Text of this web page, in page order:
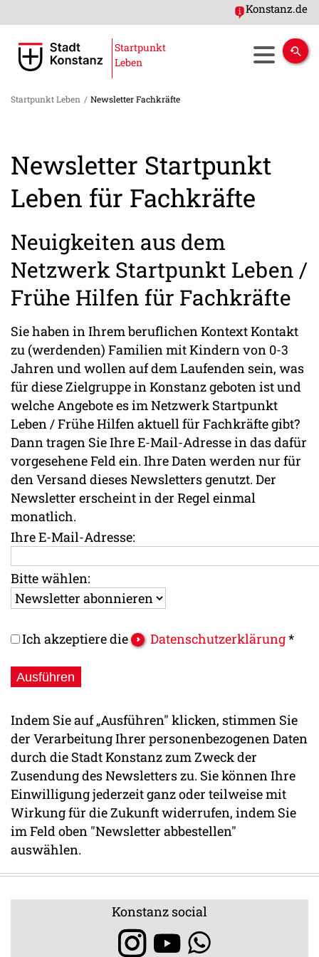
Konstanz.de
Startpunkt
Leben
Startpunkt Leben / Newsletter Fachkräfte
Newsletter Startpunkt
Leben für Fachkräfte
Neuigkeiten aus dem
Netzwerk Startpunkt Leben /
Frühe Hilfen für Fachkräfte
Sie haben in Ihrem beruflichen Kontext Kontakt
zu (werdenden) Familien mit Kindern von 0-3
Jahren und wollen auf dem Laufenden sein, was
für diese Zielgruppe in Konstanz geboten ist und
welche Angebote es im Netzwerk Startpunkt
Leben / Frühe Hilfen aktuell für Fachkräfte gibt?
Dann tragen Sie Ihre E-Mail-Adresse in das dafür
vorgesehene Feld ein. Ihre Daten werden nur für
den Versand dieses Newsletters genutzt. Der
Newsletter erscheint in der Regel einmal
monatlich.
Ihre E-Mail-Adresse:
Bitte wählen:
Ich akzeptiere die Datenschutzerklärung*
Indem Sie auf „Ausführen" klicken, stimmen Sie
der Verarbeitung Ihrer personenbezogenen Daten
durch die Stadt Konstanz zum Zweck der
Zusendung des Newsletters zu. Sie können Ihre
Einwilligung jederzeit ganz oder teilweise mit
Wirkung für die Zukunft widerrufen, indem Sie
im Feld oben "Newsletter abbestellen"
auswählen.
Konstanz social